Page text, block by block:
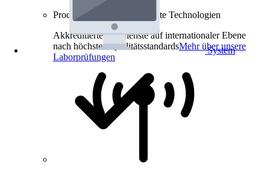
System
Produkt-Prüfungen für smarte Technologien
Akkreditierte Prüfdienste auf internationaler Ebene
nach höchsten QualitätsstandardsMehr über unsere
Laborprüfungen